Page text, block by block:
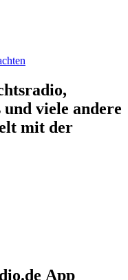
viele andere
mit der
App